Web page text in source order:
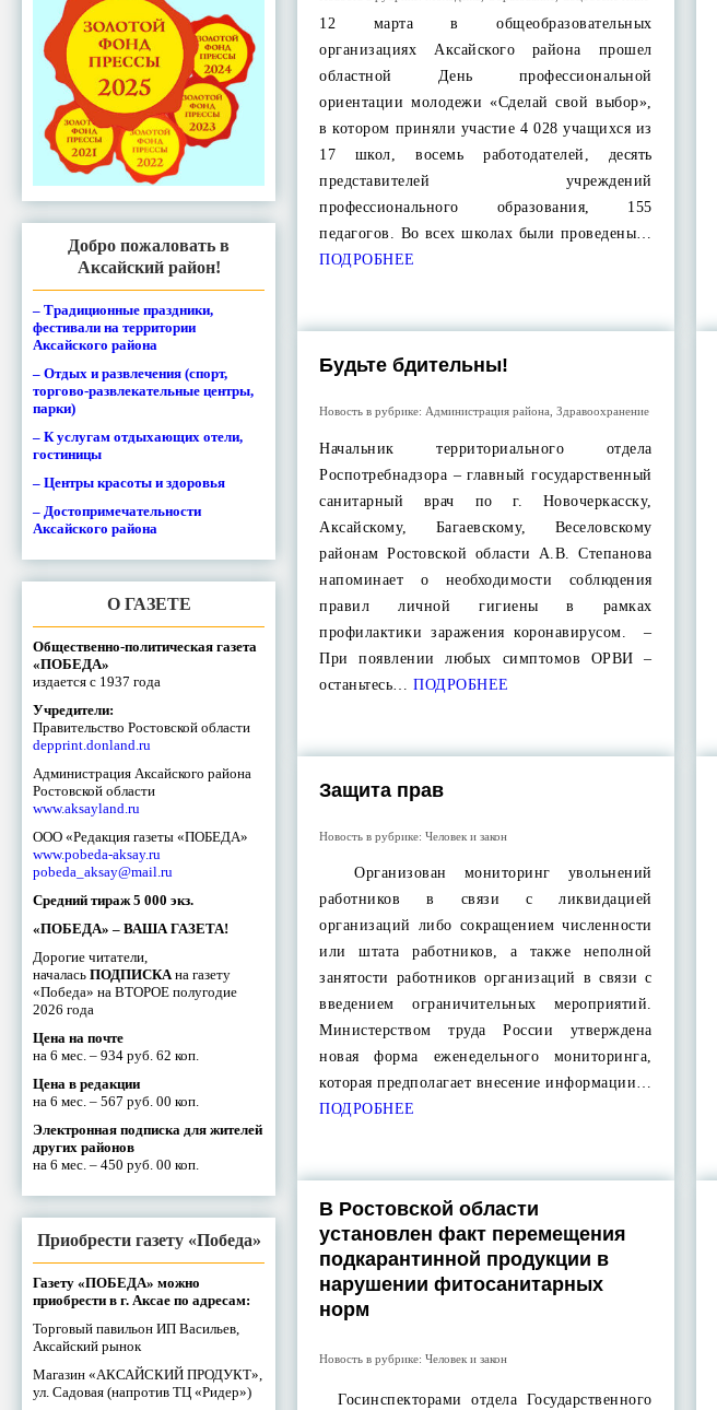
Добро пожаловать в
Аксайский район!
– Традиционные праздники,
фестивали на территории
Аксайского района
– Отдых и развлечения (спорт,
торгово-развлекательные центры,
парки)
– К услугам отдыхающих отели,
гостиницы
– Центры красоты и здоровья
– Достопримечательности
Аксайского района
О ГАЗЕТЕ
Общественно-политическая газета
«ПОБЕДА»
издается с 1937 года
Учредители:
Правительство Ростовской области
depprint.donland.ru
Администрация Аксайского района
Ростовской области
www.aksayland.ru
ООО «Редакция газеты «ПОБЕДА»
www.pobeda-aksay.ru
pobeda_aksay@mail.ru
Средний тираж 5 000 экз.
«ПОБЕДА» – ВАША ГАЗЕТА!
Дорогие читатели,
началась ПОДПИСКА на газету
«Победа» на ВТОРОЕ полугодие
2026 года
Цена на почте
на 6 мес. – 934 руб. 62 коп.
Цена в редакции
на 6 мес. – 567 руб. 00 коп.
Электронная подписка для жителей
других районов
на 6 мес. – 450 руб. 00 коп.
Приобрести газету «Победа»
Газету «ПОБЕДА» можно
приобрести в г. Аксае по адресам:
Торговый павильон ИП Васильев,
Аксайский рынок
Магазин «АКСАЙСКИЙ ПРОДУКТ»,
ул. Садовая (напротив ТЦ «Ридер»)
12 марта в общеобразовательных
организациях Аксайского района прошел
областной День профессиональной
ориентации молодежи «Сделай свой выбор»,
в котором приняли участие 4 028 учащихся из
17 школ, восемь работодателей, десять
представителей учреждений
профессионального образования, 155
педагогов. Во всех школах были проведены…
ПОДРОБНЕЕ
Будьте бдительны!
Новость в рубрике: Администрация района ,Здравоохранение
Начальник территориального отдела
Роспотребнадзора – главный государственный
санитарный врач по г. Новочеркасску,
Аксайскому, Багаевскому, Веселовскому
районам Ростовской области А.В. Степанова
напоминает о необходимости соблюдения
правил личной гигиены в рамках
профилактики заражения коронавирусом. –
При появлении любых симптомов ОРВИ –
останьтесь… ПОДРОБНЕЕ
Защита прав
Новость в рубрике:Человек и закон
Организован мониторинг увольнений
работников в связи с ликвидацией
организаций либо сокращением численности
или штата работников, а также неполной
занятости работников организаций в связи с
введением ограничительных мероприятий.
Министерством труда России утверждена
новая форма еженедельного мониторинга,
которая предполагает внесение информации…
ПОДРОБНЕЕ
В Ростовской области
установлен факт перемещения
подкарантинной продукции в
нарушении фитосанитарных
норм
Новость в рубрике:Человек и закон
Госинспекторами отдела Государственного